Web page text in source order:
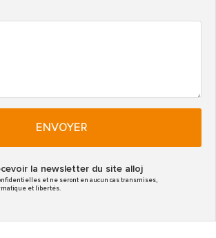
ENVOYER
la newsletter du site alloj
et ne seront en aucun cas transmises,
et libertés.